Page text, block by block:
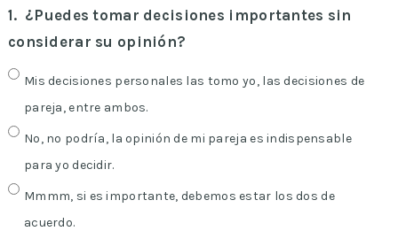
1. ¿Puedes tomar decisiones importantes sin
considerar su opinión?
Mis decisiones personales las tomo yo, las decisiones de
pareja, entre ambos.
No, no podría, la opinión de mi pareja es indispensable
para yo decidir.
Mmmm, si es importante, debemos estar los dos de
acuerdo.